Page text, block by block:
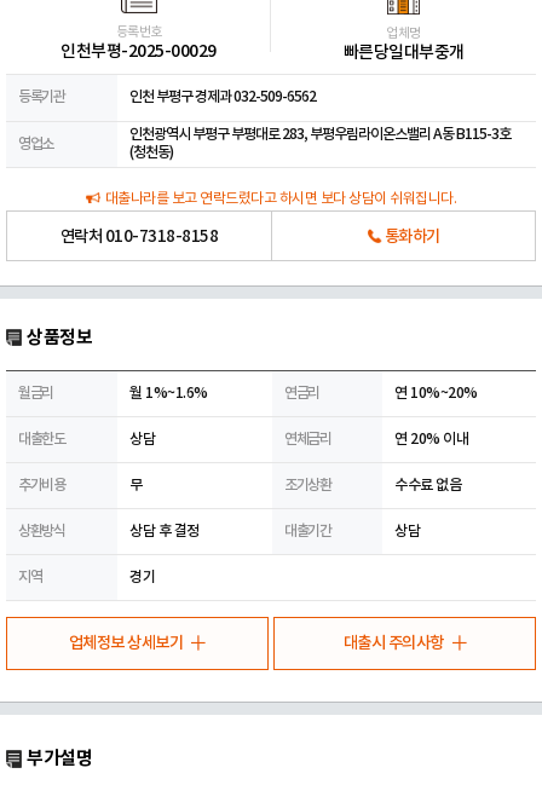
등록번호
인천부평-2025-00029
업체명
빠른당일대부중개
등록기관 인천 부평구 경제과 032-509-6562
영업소
인천광역시 부평구 부평대로 283, 부평우림라이온스밸리 A동 B115-3호
(청천동)
대출나라를 보고 연락드렸다고 하시면 보다 상담이 쉬워집니다.
연락처 010-7318-8158 통화하기
상품정보
월금리 월 1%~1.6% 연금리 연 10%~20%
대출한도 상담 연체금리 연 20% 이내
추가비용 무 조기상환 수수료 없음
상환방식 상담 후 결정 대출기간 상담
지역 경기
업체정보 상세보기 대출시 주의사항
부가설명